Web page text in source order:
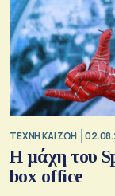
TΕΧΝΗ ΚΑΙ ΖΩΗ
Η μάχη του
box office